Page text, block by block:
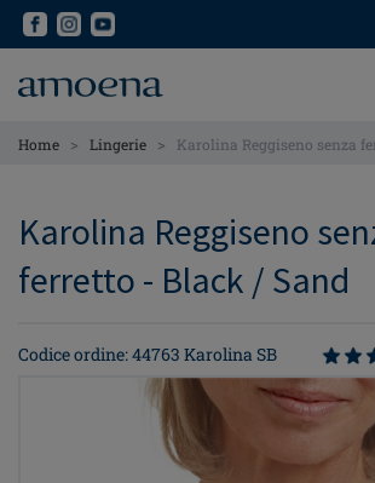
Skip
content
Skip
content
Home > Lingerie > Karolina Reggiseno senza
Karolina Reggiseno
ferretto - Black / Sand
Codice ordine: 44763 Karolina SB